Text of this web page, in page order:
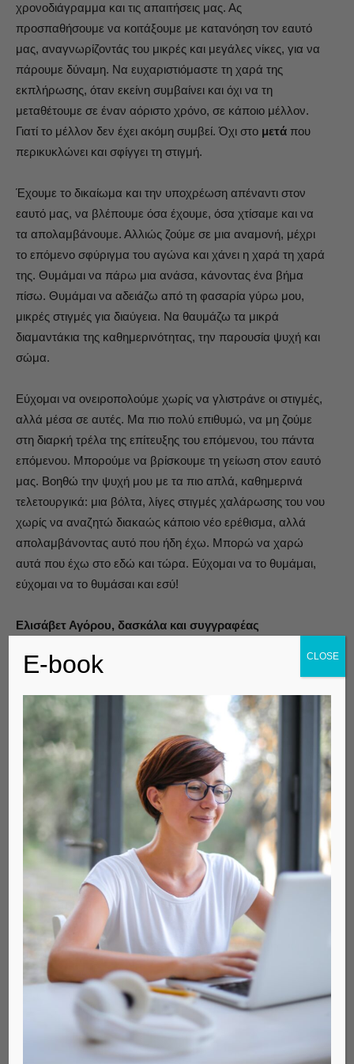
χρονοδιάγραμμα και τις απαιτήσεις μας. Ας
προσπαθήσουμε να κοιτάξουμε με κατανόηση τον εαυτό
μας, αναγνωρίζοντάς του μικρές και μεγάλες νίκες, για να
πάρουμε δύναμη. Να ευχαριστιόμαστε τη χαρά της
εκπλήρωσης, όταν εκείνη συμβαίνει και όχι να τη
μεταθέτουμε σε έναν αόριστο χρόνο, σε κάποιο μέλλον.
Γιατί το μέλλον δεν έχει ακόμη συμβεί. Όχι στο μετά που
περικυκλώνει και σφίγγει τη στιγμή.
Έχουμε το δικαίωμα και την υποχρέωση απέναντι στον
εαυτό μας, να βλέπουμε όσα έχουμε, όσα χτίσαμε και να
τα απολαμβάνουμε. Αλλιώς ζούμε σε μια αναμονή, μέχρι
το επόμενο σφύριγμα του αγώνα και χάνει η χαρά τη χαρά
της. Θυμάμαι να πάρω μια ανάσα, κάνοντας ένα βήμα
πίσω. Θυμάμαι να αδειάζω από τη φασαρία γύρω μου,
μικρές στιγμές για διαύγεια. Να θαυμάζω τα μικρά
διαμαντάκια της καθημερινότητας, την παρουσία ψυχή και
σώμα.
Εύχομαι να ονειροπολούμε χωρίς να γλιστράνε οι στιγμές,
αλλά μέσα σε αυτές. Μα πιο πολύ επιθυμώ, να μη ζούμε
στη διαρκή τρέλα της επίτευξης του επόμενου, του πάντα
επόμενου. Μπορούμε να βρίσκουμε τη γείωση στον εαυτό
μας. Βοηθώ την ψυχή μου με τα πιο απλά, καθημερινά
τελετουργικά: μια βόλτα, λίγες στιγμές χαλάρωσης του νου
χωρίς να αναζητώ διακαώς κάποιο νέο ερέθισμα, αλλά
απολαμβάνοντας αυτό που ήδη έχω. Μπορώ να χαρώ
αυτά που έχω στο εδώ και τώρα. Εύχομαι να το θυμάμαι,
εύχομαι να το θυμάσαι και εσύ!
Ελισάβετ Αγόρου, δασκάλα και συγγραφέας
E-book CLOSE